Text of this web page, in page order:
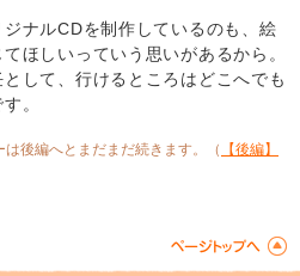
ナルCDを制作しているのも、絵
ほしいっていう思いがあるから。
して、行けるところはどこへでも
。
後編へとまだまだ続きます。（
【後編】